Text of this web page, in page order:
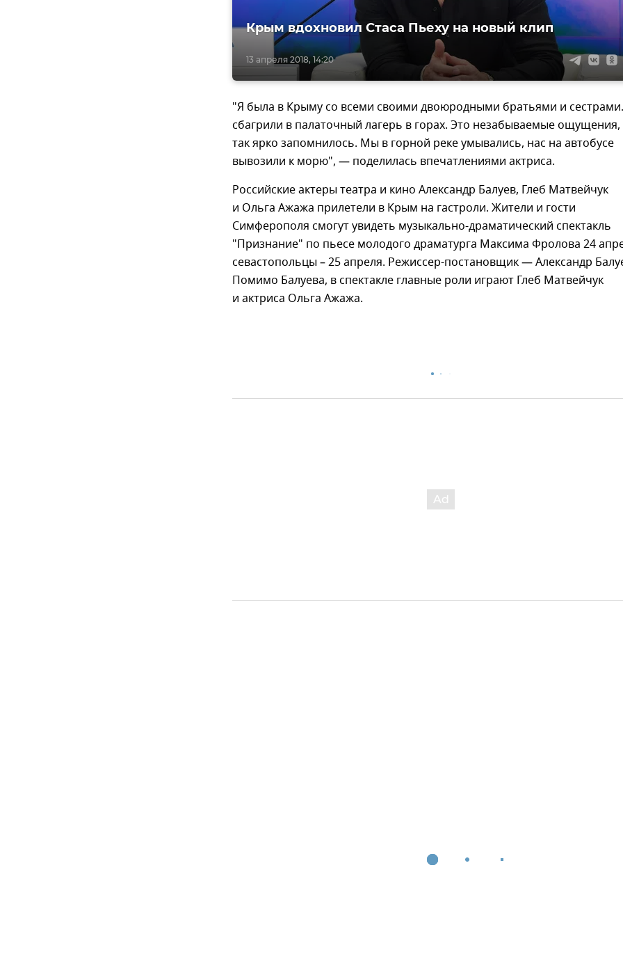
13 апреля 2018, 14:20
Крым вдохновил Стаса Пьеху на новый клип
"Я была в Крыму со всеми своими двоюродными братьями и
сбагрили в палаточный лагерь в горах. Это незабываемые ощущения,
так ярко запомнилось. Мы в горной реке умывались, нас на автобусе
вывозили к морю", — поделилась впечатлениями актриса.
Российские актеры театра и кино Александр Балуев, Глеб Матвейчук
и Ольга Ажажа прилетели в Крым на гастроли. Жители и гости
Симферополя смогут увидеть музыкально-драматический спектакль
"Признание" по пьесе молодого драматурга Максима Фролова 24
севастопольцы – 25 апреля. Режиссер-постановщик — Александр
Помимо Балуева, в спектакле главные роли играют Глеб Матвейчук
и актриса Ольга Ажажа.